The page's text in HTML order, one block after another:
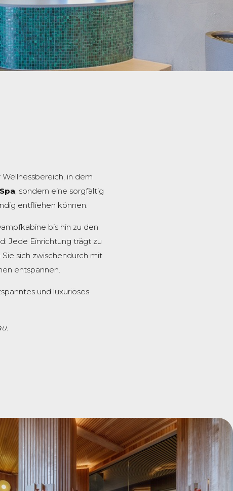
in dem
, sondern eine sorgfältig
entfliehen können.
bis hin zu den
Jede Einrichtung trägt zu
sich zwischendurch mit
entspannen.
und luxuriöses